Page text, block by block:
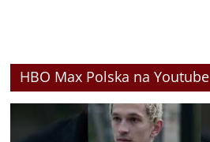
HBO Max Polska na Youtube